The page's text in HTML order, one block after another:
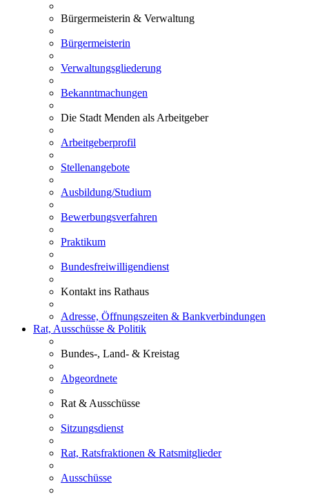
Bürgermeisterin & Verwaltung
Bürgermeisterin
Verwaltungsgliederung
Bekanntmachungen
Die Stadt Menden als Arbeitgeber
Arbeitgeberprofil
Stellenangebote
Ausbildung/Studium
Bewerbungsverfahren
Praktikum
Bundesfreiwilligendienst
Kontakt ins Rathaus
Adresse, Öffnungszeiten & Bankverbindungen
Rat, Ausschüsse & Politik
Bundes-, Land- & Kreistag
Abgeordnete
Rat & Ausschüsse
Sitzungsdienst
Rat, Ratsfraktionen & Ratsmitglieder
Ausschüsse